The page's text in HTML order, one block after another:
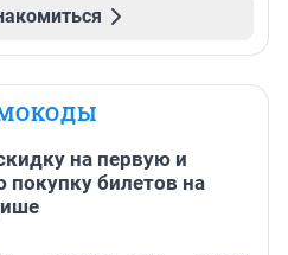
на первую и
покупку билетов на